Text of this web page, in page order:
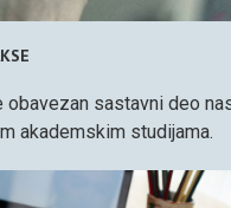
obavezan sastavni deo
akademskim studijama.